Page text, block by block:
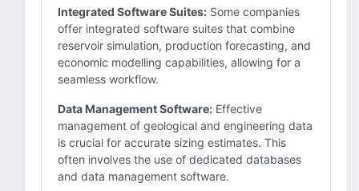
Integrated Software Suites: Some companies
offer integrated software suites that combine
reservoir simulation, production forecasting, and
economic modelling capabilities, allowing for a
seamless workflow.
Data Management Software: Effective
management of geological and engineering data
is crucial for accurate sizing estimates. This
often involves the use of dedicated databases
and data management software.